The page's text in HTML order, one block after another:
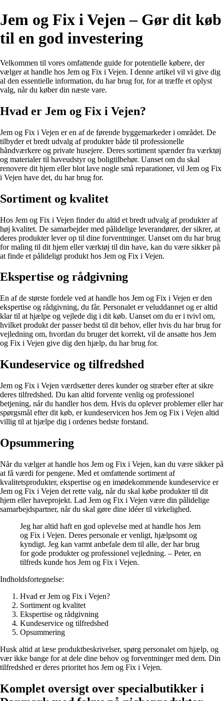
Jem og Fix i Vejen – Gør dit køb
til en god investering
Velkommen til vores omfattende guide for potentielle købere, der
vælger at handle hos Jem og Fix i Vejen. I denne artikel vil vi give dig
al den essentielle information, du har brug for, for at træffe et oplyst
valg, når du køber din næste vare.
Hvad er Jem og Fix i Vejen?
Jem og Fix i Vejen er en af de førende byggemarkeder i området. De
tilbyder et bredt udvalg af produkter både til professionelle
håndværkere og private husejere. Deres sortiment spænder fra værktøj
og materialer til haveudstyr og boligtilbehør. Uanset om du skal
renovere dit hjem eller blot lave nogle små reparationer, vil Jem og Fix
i Vejen have det, du har brug for.
Sortiment og kvalitet
Hos Jem og Fix i Vejen finder du altid et bredt udvalg af produkter af
høj kvalitet. De samarbejder med pålidelige leverandører, der sikrer, at
deres produkter lever op til dine forventninger. Uanset om du har brug
for maling til dit hjem eller værktøj til din have, kan du være sikker på
at finde et pålideligt produkt hos Jem og Fix i Vejen.
Ekspertise og rådgivning
En af de største fordele ved at handle hos Jem og Fix i Vejen er den
ekspertise og rådgivning, du får. Personalet er veluddannet og er altid
klar til at hjælpe og vejlede dig i dit køb. Uanset om du er i tvivl om,
hvilket produkt der passer bedst til dit behov, eller hvis du har brug for
vejledning om, hvordan du bruger det korrekt, vil de ansatte hos Jem
og Fix i Vejen give dig den hjælp, du har brug for.
Kundeservice og tilfredshed
Jem og Fix i Vejen værdsætter deres kunder og stræber efter at sikre
deres tilfredshed. Du kan altid forvente venlig og professionel
betjening, når du handler hos dem. Hvis du oplever problemer eller har
spørgsmål efter dit køb, er kundeservicen hos Jem og Fix i Vejen altid
villig til at hjælpe dig i ordenes bedste forstand.
Opsummering
Når du vælger at handle hos Jem og Fix i Vejen, kan du være sikker på
at få værdi for pengene. Med et omfattende sortiment af
kvalitetsprodukter, ekspertise og en imødekommende kundeservice er
Jem og Fix i Vejen det rette valg, når du skal købe produkter til dit
hjem eller haveprojekt. Lad Jem og Fix i Vejen være din pålidelige
samarbejdspartner, når du skal gøre dine idéer til virkelighed.
Jeg har altid haft en god oplevelse med at handle hos Jem
og Fix i Vejen. Deres personale er venligt, hjælpsomt og
kyndigt. Jeg kan varmt anbefale dem til alle, der har brug
for gode produkter og professionel vejledning. – Peter, en
tilfreds kunde hos Jem og Fix i Vejen.
Indholdsfortegnelse:
Hvad er Jem og Fix i Vejen?
Sortiment og kvalitet
Ekspertise og rådgivning
Kundeservice og tilfredshed
Opsummering
Husk altid at læse produktbeskrivelser, spørg personalet om hjælp, og
vær ikke bange for at dele dine behov og forventninger med dem. Din
tilfredshed er deres prioritet hos Jem og Fix i Vejen.
Komplet oversigt over specialbutikker i